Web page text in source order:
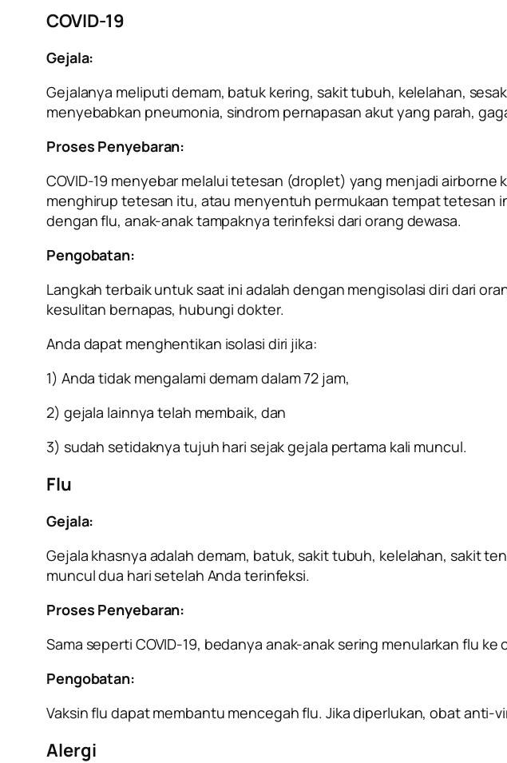
COVID-19
Gejala:
Gejalanya meliputi demam, batuk kering, sakit tubuh, kelelahan,
menyebabkan pneumonia, sindrom pernapasan akut yang parah,
Proses Penyebaran:
COVID-19 menyebar melalui tetesan (droplet) yang menjadiairborne
menghirup tetesan itu, atau menyentuh permukaan tempat tetesan
dengan flu, anak-anak tampaknya terinfeksi dari orang dewasa.
Pengobatan:
Langkah terbaik untuk saat ini adalah dengan mengisolasi diri dari
kesulitan bernapas, hubungi dokter.
Anda dapat menghentikan isolasi diri jika:
1) Anda tidak mengalami demam dalam 72 jam,
2) gejala lainnya telah membaik, dan
3) sudah setidaknya tujuh hari sejak gejala pertama kali muncul.
Flu
Gejala:
Gejala khasnya adalah demam, batuk, sakit tubuh, kelelahan, sakit
muncul dua hari setelah Anda terinfeksi.
Proses Penyebaran:
Sama seperti COVID-19, bedanya anak-anak sering menularkan flu ke
Pengobatan:
Vaksin flu dapat membantu mencegah flu. Jika diperlukan, obat
Alergi